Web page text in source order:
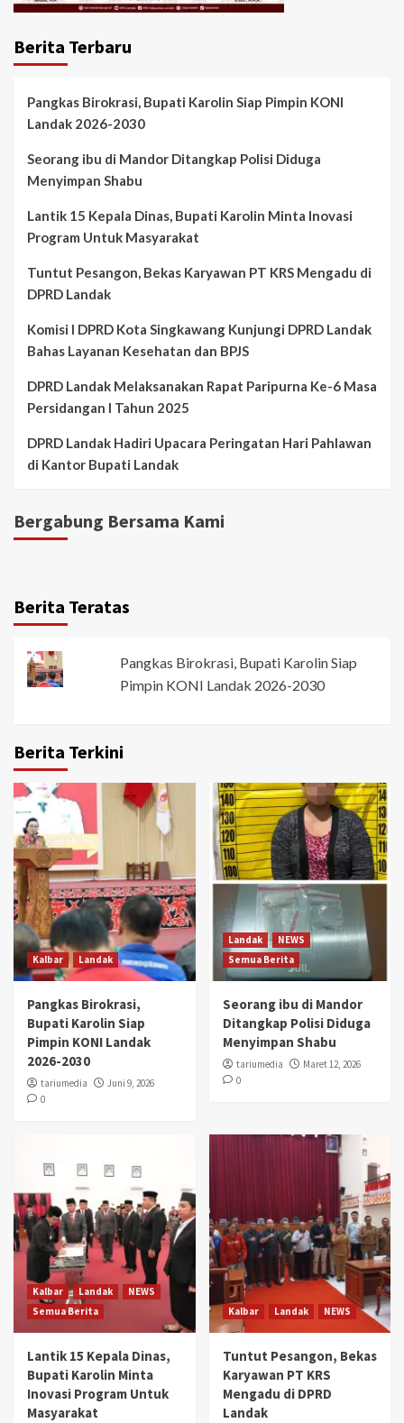
Berita Terbaru
Pangkas Birokrasi, Bupati Karolin Siap Pimpin KONI
Landak 2026-2030
Seorang ibu di Mandor Ditangkap Polisi Diduga
Menyimpan Shabu
Lantik 15 Kepala Dinas, Bupati Karolin Minta Inovasi
Program Untuk Masyarakat
Tuntut Pesangon, Bekas Karyawan PT KRS Mengadu di
DPRD Landak
Komisi I DPRD Kota Singkawang Kunjungi DPRD Landak
Bahas Layanan Kesehatan dan BPJS
DPRD Landak Melaksanakan Rapat Paripurna Ke-6 Masa
Persidangan I Tahun 2025
DPRD Landak Hadiri Upacara Peringatan Hari Pahlawan
di Kantor Bupati Landak
Bergabung Bersama Kami
Berita Teratas
Pangkas Birokrasi, Bupati Karolin Siap
Pimpin KONI Landak 2026-2030
Berita Terkini
Kalbar Landak
Pangkas Birokrasi,
Bupati Karolin Siap
Pimpin KONI Landak
2026-2030
tariumedia
Juni 9, 2026
0
Landak
NEWS
Semua Berita
Seorang ibu di Mandor
Ditangkap Polisi Diduga
Menyimpan Shabu
tariumedia
Maret 12, 2026
0
Kalbar Landak
NEWS
Semua Berita
Lantik 15 Kepala Dinas,
Bupati Karolin Minta
Inovasi Program Untuk
Masyarakat
Kalbar Landak NEWS
Tuntut Pesangon, Bekas
Karyawan PT KRS
Mengadu di DPRD
Landak